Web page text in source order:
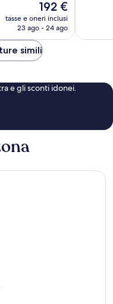
Il
prezzo
attuale
192 €
192 €
tasse e oneri inclusi
23 ago - 24 ago
simili
e gli sconti idonei.